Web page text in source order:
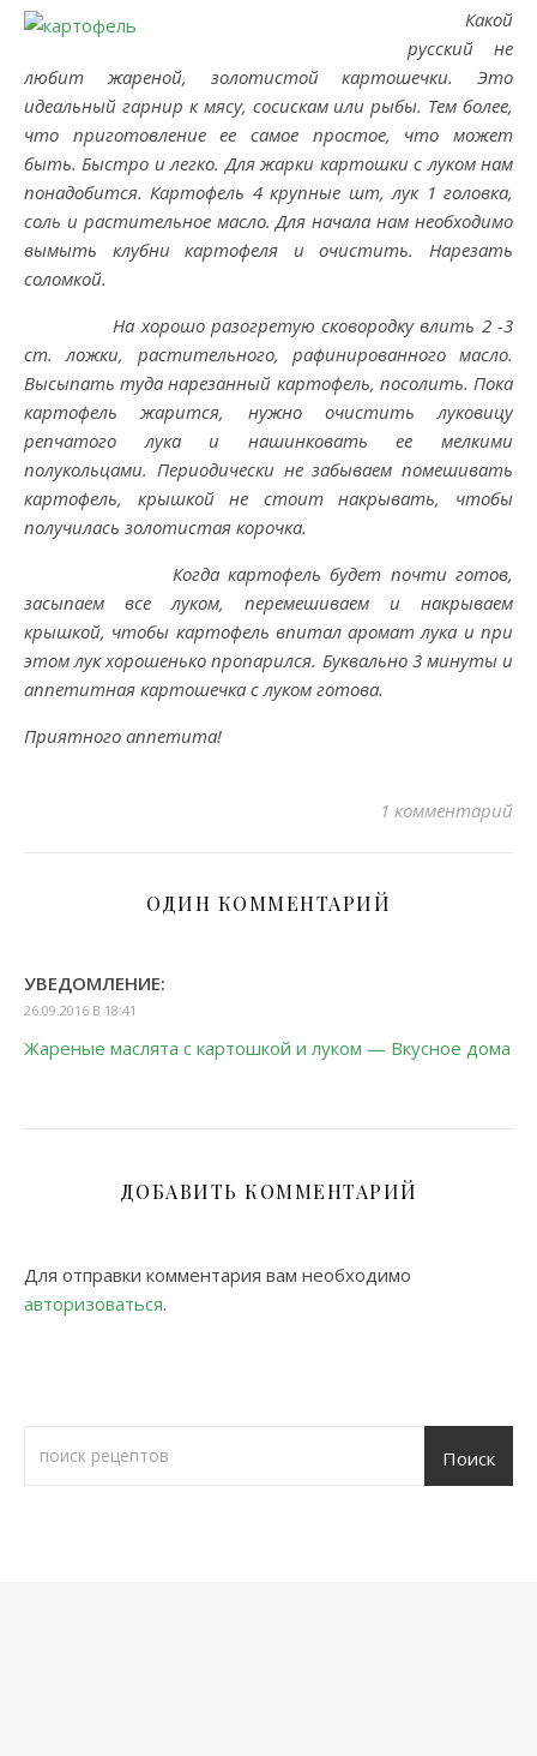
Какой
русский не
любит жареной, золотистой картошечки. Это
идеальный гарнир к мясу, сосискам или рыбы. Тем более,
что приготовление ее самое простое, что может
быть. Быстро и легко. Для жарки картошки с луком нам
понадобится. Картофель 4 крупные шт, лук 1 головка,
соль и растительное масло. Для начала нам необходимо
вымыть клубни картофеля и очистить. Нарезать
соломкой.
На хорошо разогретую сковородку влить 2 -3
ст. ложки, растительного, рафинированного масло.
Высыпать туда нарезанный картофель, посолить. Пока
картофель жарится, нужно очистить луковицу
репчатого лука и нашинковать ее мелкими
полукольцами. Периодически не забываем помешивать
картофель, крышкой не стоит накрывать, чтобы
получилась золотистая корочка.
Когда картофель будет почти готов,
засыпаем все луком, перемешиваем и накрываем
крышкой, чтобы картофель впитал аромат лука и при
этом лук хорошенько пропарился. Буквально 3 минуты и
аппетитная картошечка с луком готова.
Приятного аппетита!
1 комментарий
ОДИН КОММЕНТАРИЙ
УВЕДОМЛЕНИЕ:
26.09.2016 В 18:41
Жареные маслята с картошкой и луком — Вкусное дома
ДОБАВИТЬ КОММЕНТАРИЙ
Для отправки комментария вам необходимо
авторизоваться.
Поиск